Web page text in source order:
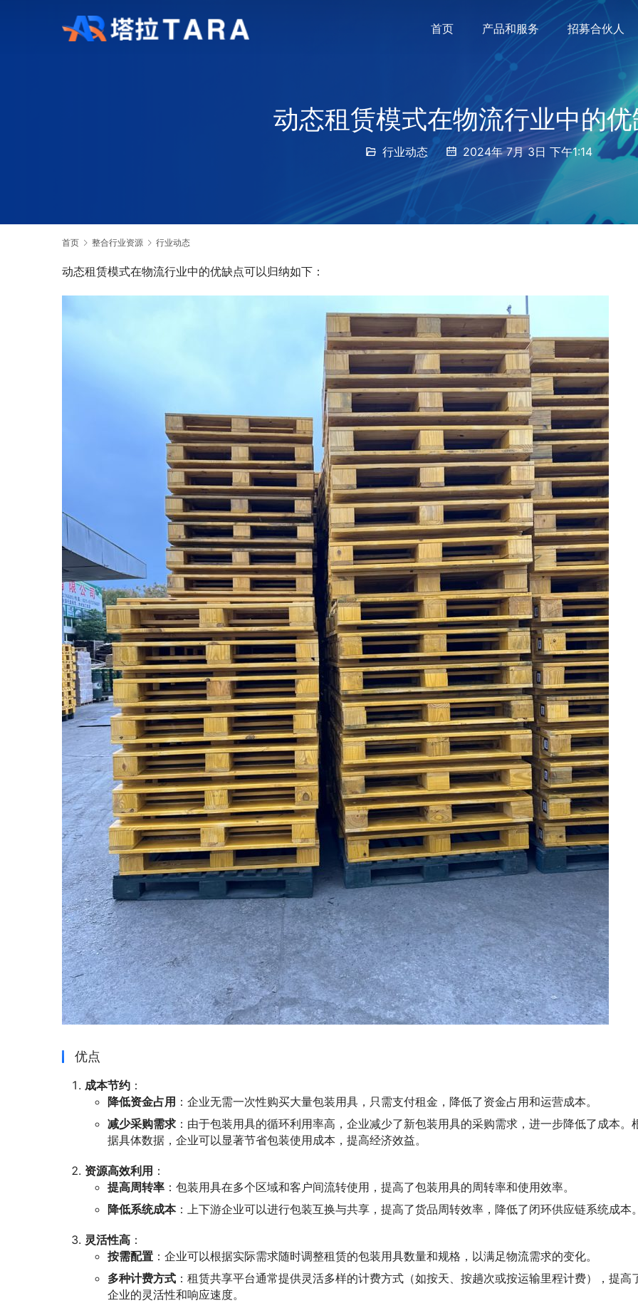
首页 产品和服务 招募合伙人
动态租赁模式在物流行业中的
行业动态 2024年 7月 3日 下午1:14
首页 整合行业资源 行业动态
动态租赁模式在物流行业中的优缺点可以归纳如下：
优点
成本节约 ：
降低资金占用 ：企业无需一次性购买大量包装用具，只需支付租金，降低了资金占用和运营成本。
减少采购需求 ：由于包装用具的循环利用率高，企业减少了新包装用具的采购需求，进一步降低了成本。
据具体数据，企业可以显著节省包装使用成本，提高经济效益。
资源高效利用 ：
提高周转率 ：包装用具在多个区域和客户间流转使用，提高了包装用具的周转率和使用效率。
降低系统成本：上下游企业可以进行包装互换与共享，提高了货品周转效率，降低了闭环供应链系统成本
灵活性高 ：
按需配置 ：企业可以根据实际需求随时调整租赁的包装用具数量和规格，以满足物流需求的变化。
多种计费方式 ：租赁共享平台通常提供灵活多样的计费方式（如按天、按趟次或按运输里程计费），提高
企业的灵活性和响应速度。